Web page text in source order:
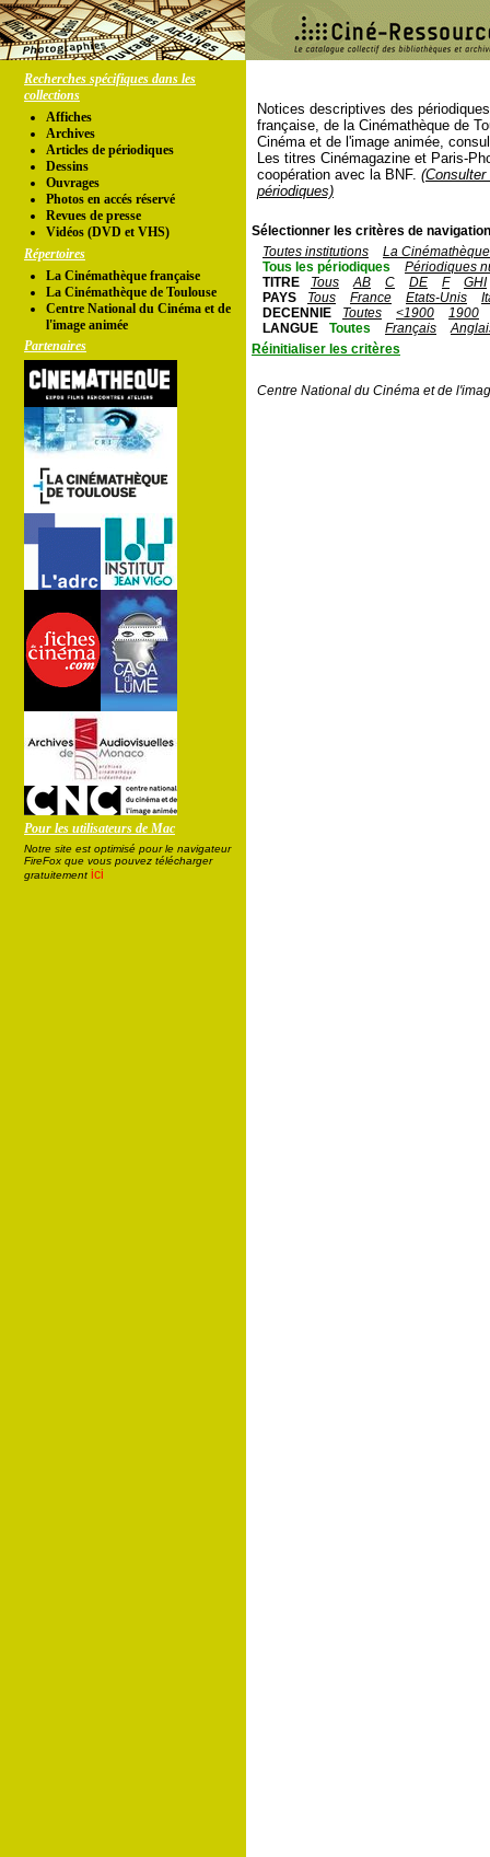
Recherches spécifiques dans les
collections
Affiches
Archives
Articles de périodiques
Dessins
Ouvrages
Photos en accés réservé
Revues de presse
Vidéos (DVD et VHS)
Répertoires
La Cinémathèque française
La Cinémathèque de Toulouse
Centre National du Cinéma et de
l'image animée
Partenaires
Pour les utilisateurs de Mac
Notre site est optimisé pour le navigateur
FireFox que vous pouvez télécharger
gratuitement ici
Notices descriptives des
française, de la Cinémathèque de
Cinéma et de l'image animée,
Les titres Cinémagazine et Paris-
coopération avec la BNF.
périodiques)
Sélectionner les critères de
Toutes institutions
La
Tous les périodiques
Périodiques
TITRE
Tous AB C DE F
GHI
PAYS
Tous France Etats-Unis
DECENNIE
Toutes <1900
1900
LANGUE
Toutes Français
Réinitialiser les critères
Centre National du Cinéma et de